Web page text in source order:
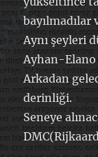
bayılmadılar
Aynı şeyleri
Ayhan-
Arkadan
derinliği.
Seneye